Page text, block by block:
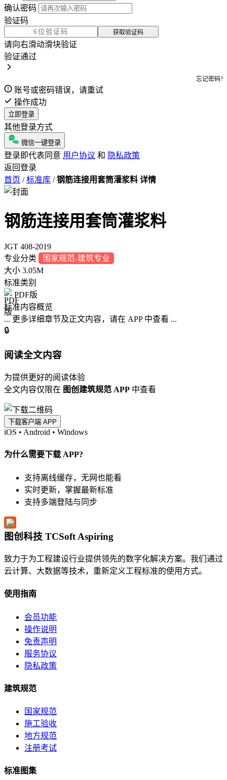
确认密码
验证码
获取验证码
请向右滑动滑块验证
验证通过
忘记密码?
账号或密码错误，请重试
操作成功
立即登录
其他登录方式
微信一键登录
登录即代表同意 用户协议 和 隐私政策
返回登录
首页 / 标准库 / 钢筋连接用套筒灌浆料 详情
钢筋连接用套筒灌浆料
JGT 408-2019
专业分类
国家规范-建筑专业
大小 3.05M
标准类别
PDF版
标准内容概览
... 更多详细章节及正文内容，请在 APP 中查看 ...
🔒
阅读全文内容
为提供更好的阅读体验
全文内容仅限在 图创建筑规范 APP 中查看
下载客户端 APP
iOS • Android • Windows
为什么需要下载 APP?
支持离线缓存，无网也能看
实时更新，掌握最新标准
支持多端登陆与同步
图创科技 TCSoft Aspiring
致力于为工程建设行业提供领先的数字化解决方案。我们通过
云计算、大数据等技术，重新定义工程标准的使用方式。
使用指南
会员功能
操作说明
免责声明
服务协议
隐私政策
建筑规范
国家规范
施工验收
地方规范
注册考试
标准图集